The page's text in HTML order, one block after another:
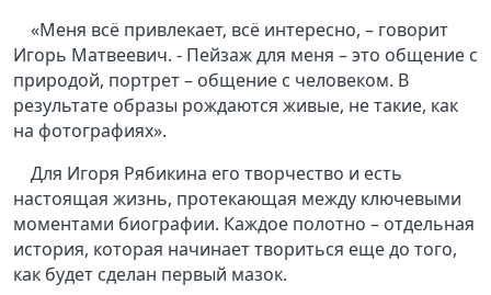
«Меня всё привлекает, всё интересно, – говорит
Игорь Матвеевич. - Пейзаж для меня – это общение с
природой, портрет – общение с человеком. В
результате образы рождаются живые, не такие, как
на фотографиях».
Для Игоря Рябикина его творчество и есть
настоящая жизнь, протекающая между ключевыми
моментами биографии. Каждое полотно – отдельная
история, которая начинает твориться еще до того,
как будет сделан первый мазок.